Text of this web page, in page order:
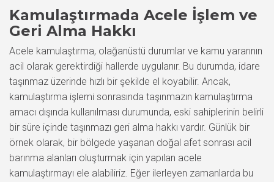
Kamulaştırmada Acele İşlem ve
Geri Alma Hakkı
Acele kamulaştırma, olağanüstü durumlar ve kamu yararının
acil olarak gerektirdiği hallerde uygulanır. Bu durumda, idare
taşınmaz üzerinde hızlı bir şekilde el koyabilir. Ancak,
kamulaştırma işlemi sonrasında taşınmazın kamulaştırma
amacı dışında kullanılması durumunda, eski sahiplerinin belirli
bir süre içinde taşınmazı geri alma hakkı vardır. Günlük bir
örnek olarak, bir bölgede yaşanan doğal afet sonrası acil
barınma alanları oluşturmak için yapılan acele
kamulaştırmayı ele alabiliriz. Eğer ilerleyen zamanlarda bu